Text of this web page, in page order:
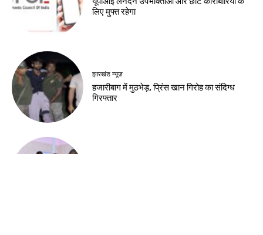
लिए मुफ्त रहेगा
झारखंड न्यूज़
हजारीबाग में मुठभेड़, प्रिंस खान गिरोह का संदिग्ध
गिरफ्तार